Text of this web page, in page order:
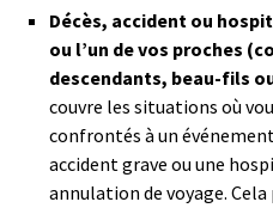
Décès, accident ou
ou l’un de vos proches
descendants, beau-fils
couvre les situations où
confrontés à un
accident grave ou une
annulation de voyage.